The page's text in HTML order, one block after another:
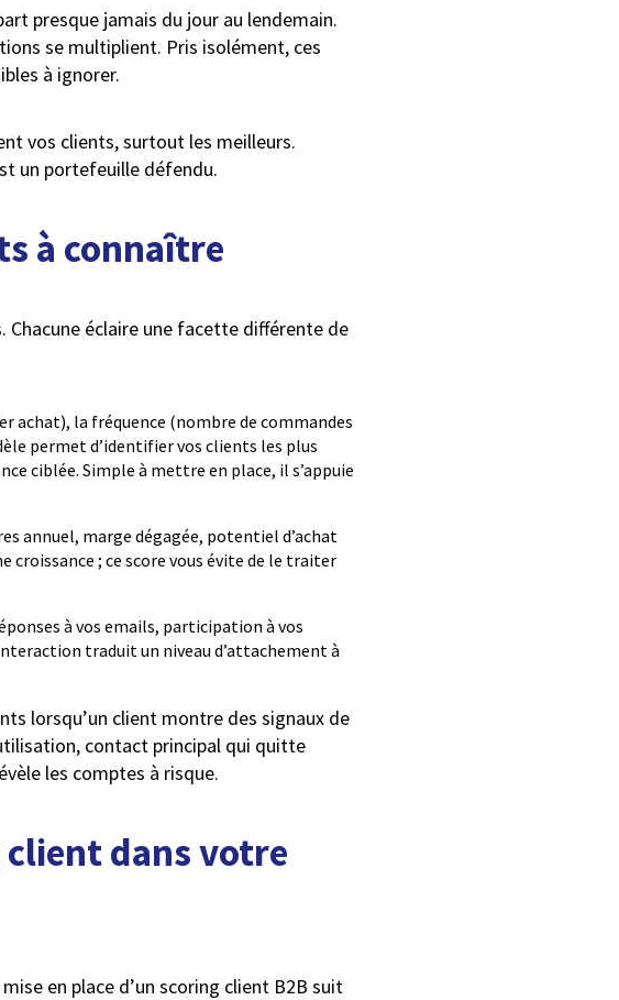
presque jamais du jour au lendemain.
se multiplient. Pris isolément, ces
à ignorer.
vos clients, surtout les meilleurs.
un portefeuille défendu.
à connaître
Chacune éclaire une facette différente de
achat), la fréquence (nombre de commandes
permet d’identifier vos clients les plus
ciblée. Simple à mettre en place, il s’appuie
annuel, marge dégagée, potentiel d’achat
croissance ; ce score vous évite de le traiter
à vos emails, participation à vos
traduit un niveau d’attachement à
lorsqu’un client montre des signaux de
contact principal qui quitte
les comptes à risque.
dans votre
en place d’un scoring client B2B suit